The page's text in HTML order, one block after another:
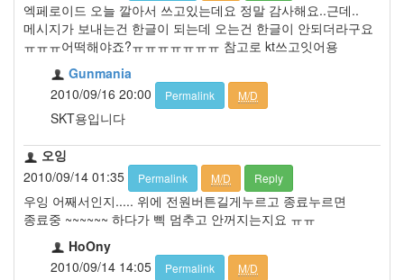
엑페로이드 오늘 깔아서 쓰고있는데요 정말 감사해요..근데..
메시지가 보내는건 한글이 되는데 오는건 한글이 안되더라구요
ㅠㅠㅠ어떡해야죠?ㅠㅠㅠㅠㅠㅠㅠ 참고로 kt쓰고잇어용
Gunmania
2010/09/16 20:00
Permalink M/D
SKT용입니다
오잉
2010/09/14 01:35
Permalink M/D Reply
우잉 어째서인지..... 위에 전원버튼길게누르고 종료누르면
종료중 ~~~~~~ 하다가 삑 멈추고 안꺼지는지요 ㅠㅠ
HoOny
2010/09/14 14:05
Permalink M/D